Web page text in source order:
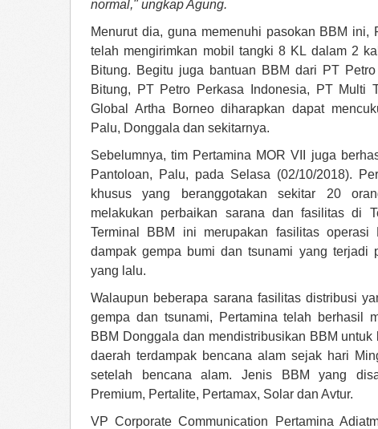
normal," ungkap Agung.
Menurut dia, guna memenuhi pasokan BBM ini,
telah mengirimkan mobil tangki 8 KL dalam 2
Bitung. Begitu juga bantuan BBM dari PT
Bitung, PT Petro Perkasa Indonesia, PT Multi
Global Artha Borneo diharapkan dapat
Palu, Donggala dan sekitarnya.
Sebelumnya, tim Pertamina MOR VII juga
Pantoloan, Palu, pada Selasa (02/10/2018).
khusus yang beranggotakan sekitar 20
melakukan perbaikan sarana dan fasilitas di
Terminal BBM ini merupakan fasilitas operasi
dampak gempa bumi dan tsunami yang terjadi
yang lalu.
Walaupun beberapa sarana fasilitas distribusi
gempa dan tsunami, Pertamina telah berhasil
BBM Donggala dan mendistribusikan BBM untuk
daerah terdampak bencana alam sejak hari
setelah bencana alam. Jenis BBM yang
Premium, Pertalite, Pertamax, Solar dan Avtur.
VP Corporate Communication Pertamina